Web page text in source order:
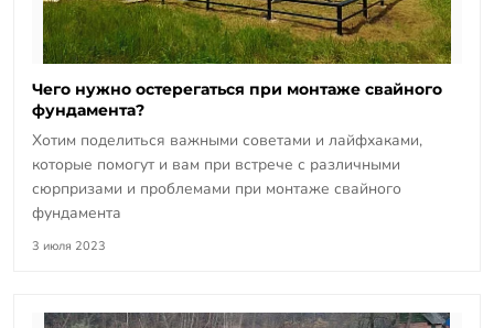
Чего нужно остерегаться при монтаже свайного
фундамента?
Хотим поделиться важными советами и лайфхаками,
которые помогут и вам при встрече с различными
сюрпризами и проблемами при монтаже свайного
фундамента
3 июля 2023